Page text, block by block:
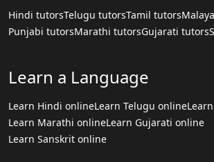
Hindi tutorsTelugu tutorsTamil tutors
Punjabi tutorsMarathi tutorsGujarati tutors
Learn a Language
Learn Hindi onlineLearn Telugu online
Learn Marathi onlineLearn Gujarati online
Learn Sanskrit online